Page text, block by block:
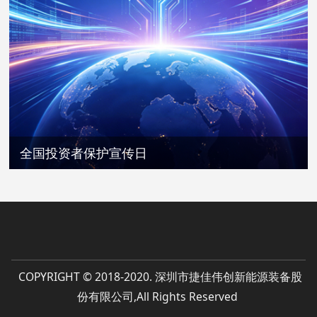
全国投资者保护宣传日
COPYRIGHT © 2018-2020. 深圳市捷佳伟创新能源装备股
份有限公司,All Rights Reserved